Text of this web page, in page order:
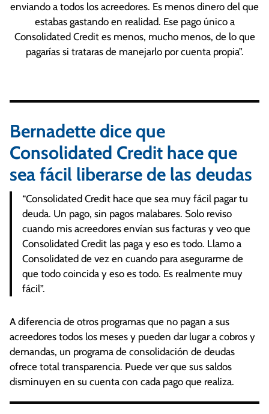
enviando a todos los acreedores. Es menos dinero del que
estabas gastando en realidad. Ese pago único a
Consolidated Credit es menos, mucho menos, de lo que
pagarías si trataras de manejarlo por cuenta propia”.
Bernadette dice que
Consolidated Credit hace que
sea fácil liberarse de las deudas
“Consolidated Credit hace que sea muy fácil pagar tu
deuda. Un pago, sin pagos malabares. Solo reviso
cuando mis acreedores envían sus facturas y veo que
Consolidated Credit las paga y eso es todo. Llamo a
Consolidated de vez en cuando para asegurarme de
que todo coincida y eso es todo. Es realmente muy
fácil”.
A diferencia de otros programas que no pagan a sus
acreedores todos los meses y pueden dar lugar a cobros y
demandas, un programa de consolidación de deudas
ofrece total transparencia. Puede ver que sus saldos
disminuyen en su cuenta con cada pago que realiza.